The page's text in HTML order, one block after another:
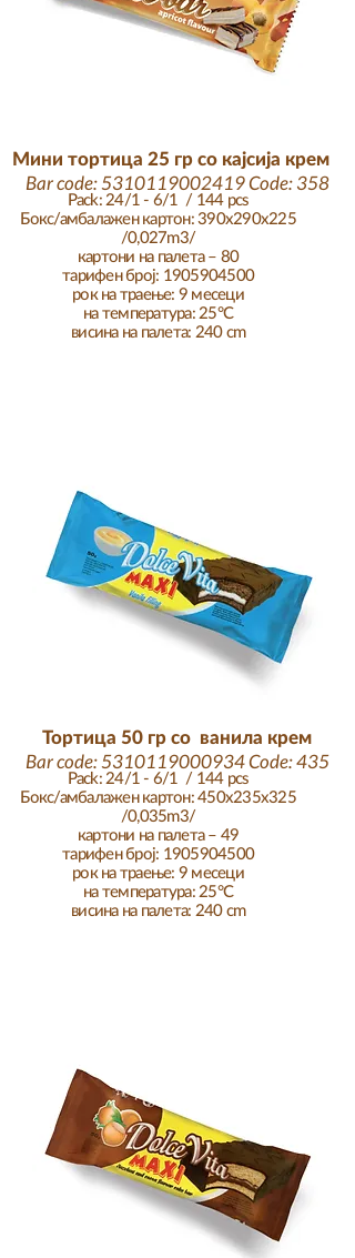
Pack: 24/1 - 6/1 / 144 pcs
Бокс/амбалажен картон: 390x290x225
/0,027m3/
картони на палета – 80
тарифен број: 1905904500
рок на траење: 9 месеци
на температура: 25°C
висина на палета: 240 cm
Мини тортица 25 гр со кајсија крем
Bar code:5310119002419Code: 358
Pack: 24/1 - 6/1 / 144 pcs
Бокс/амбалажен картон: 450x235x325
/0,035m3/
картони на палета – 49
тарифен број: 1905904500
рок на траење: 9 месеци
на температура: 25°C
висина на палета: 240 cm
Тортица 50 гр со ванила крем
Bar code:5310119000934Code: 435